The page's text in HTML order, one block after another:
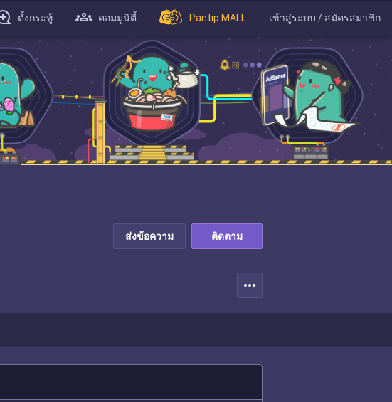
ตั้งกระทู้ คอมมูนิตี้ Pantip MALL เข้าสู่ระบบ / สมัครสมาชิก
ส่งข้อความ ติดตาม
more_horiz